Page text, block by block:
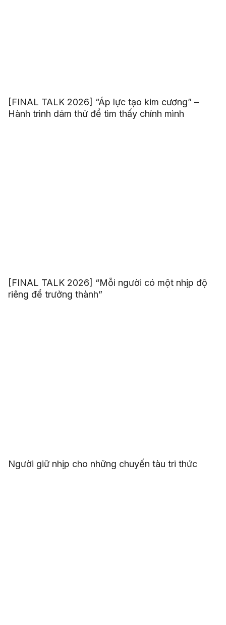
[FINAL TALK 2026] “Áp lực tạo kim cương” –
Hành trình dám thử để tìm thấy chính mình
[FINAL TALK 2026] “Mỗi người có một nhịp độ
riêng để trưởng thành”
Người giữ nhịp cho những chuyến tàu tri thức